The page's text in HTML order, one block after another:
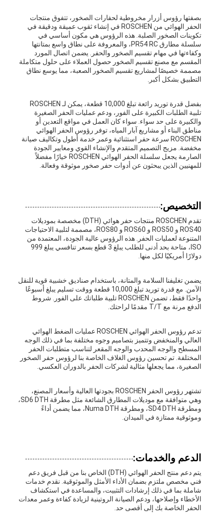
بصفتها رؤوس أزرار مخروطية لحفارات الصخور، تتفوق منتجات
الحفر الهوائي من ROSCHEN في إنشاء ثقوب عميقة ودقيقة في
تكوينات الصخور الصلبة. هذه الرؤوس هي مكون أساسي في
سلسلة مطارق PR54 RC، والمعروفة على نطاق واسع بمتانتها
وكفاءتها في مهام تقسيم الصخور والحفر. يضمن اتصال المورد
المقسم مع مصنع تقسيم الصخور حصول العملاء على حلول متكاملة
مصممة خصيصًا لمشاريع تقسيم الصخور الصعبة، مما يوسع نطاق
التطبيق بشكل أكبر.
بفضل قدرة توريد رائعة تبلغ 10,000 قطعة، يمكن لـ ROSCHEN
تلبية الطلبات الكبيرة على الفور، ودعم عمليات الحفر الصغيرة
والكبيرة على حد سواء. سواء كان العمل في مواقع التعدين أو
مناطق البناء أو مشاريع آبار المياه، توفر رؤوس الحفر الهوائي
ROSCHEN سرعة حفر استثنائية وعمر خدمة أطول وتكاليف صيانة
مخفضة. مزيج التصميم المتقدم والإنشاء القوي ومعايير الجودة
الصارمة يجعل سلسلة الحفر الهوائي ROSCHEN خيارًا مفضلاً
للمهنيين الذين يبحثون عن أدوات حفر صخور موثوقة وفعالة.
التخصيص:
تقدم ROSCHEN منتجات حفر هوائي (DTH) مخصصة بموديلات
ROS40 و ROS50 و ROS60 و ROS80، مصممة لتلبية الاحتياجات
المتنوعة لعمليات الحفر. هذه الرؤوس عالية الجودة، المعتمدة من
ISO، متاحة بحد أدنى للطلب يبلغ 3 قطع بسعر تنافسي يبلغ 999
دولارًا أمريكيًا لكل منها.
يضمن تغليفنا السلامة والمتانة، باستخدام صناديق خشبية قوية للنقل
الآمن. مع قدرة توريد تبلغ 10,000 قطعة ووقت تسليم يبلغ أسبوعًا
واحدًا فقط، تضمن ROSCHEN تلبية طلباتك على الفور. شروط
الدفع مرنة مع T/T مقدمًا لراحتك.
تدعم رؤوس الحفر الهوائي ROSCHEN عمليات الضغط الهوائي
العالي والمنخفض وتتميز بتصاميم وجوه مختلفة بما في ذلك الوجه
المسطح والوجه المحدب والوجه المقعر لتناسب متطلبات الحفر
المختلفة. تم تحسين رؤوس الغلاف الخاصة بنا لرؤوس حفر الصخور
الصغيرة، مما يجعلها مثالية لشركات الحفر بالدوران العكسي.
تشتهر رؤوس الحفر ROSCHEN بجودتها العالية وأسعار المصنع،
وهي متوافقة مع موديلات المطارق الشائعة مثل مطرقة SD6 DTH،
ومطرقة SD4 DTH، ومطرقة Numa DTH، مما يضمن أداءً
وموثوقية ممتازة في الميدان.
الدعم والخدمات:
يتم دعم منتج الحفر الهوائي (DTH) الخاص بنا من قبل فريق دعم
فني مخصص ملتزم بضمان الأداء الأمثل والموثوقية. نقدم خدمات
شاملة بما في ذلك إرشادات التثبيت، والمساعدة في استكشاف
الأخطاء وإصلاحها، ودعم الصيانة الروتينية لزيادة كفاءة وعمر معدات
الحفر الخاصة بك إلى أقصى حد.